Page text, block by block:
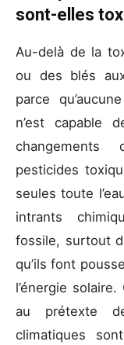
sont-elles
Au-delà de la
ou des blés
parce
n’est capable
pesticides
seules toute
intrants
fossile, surtout
qu’ils font
l’énergie
au prétexte
climatiques